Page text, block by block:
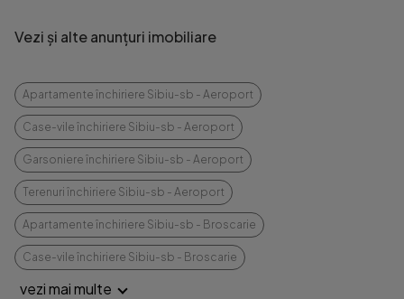
Vezi și alte anunțuri imobiliare
Apartamente închiriere Sibiu-sb - Aeroport
Case-vile închiriere Sibiu-sb - Aeroport
Garsoniere închiriere Sibiu-sb - Aeroport
Terenuri închiriere Sibiu-sb - Aeroport
Apartamente închiriere Sibiu-sb - Broscarie
Case-vile închiriere Sibiu-sb - Broscarie
vezi mai multe